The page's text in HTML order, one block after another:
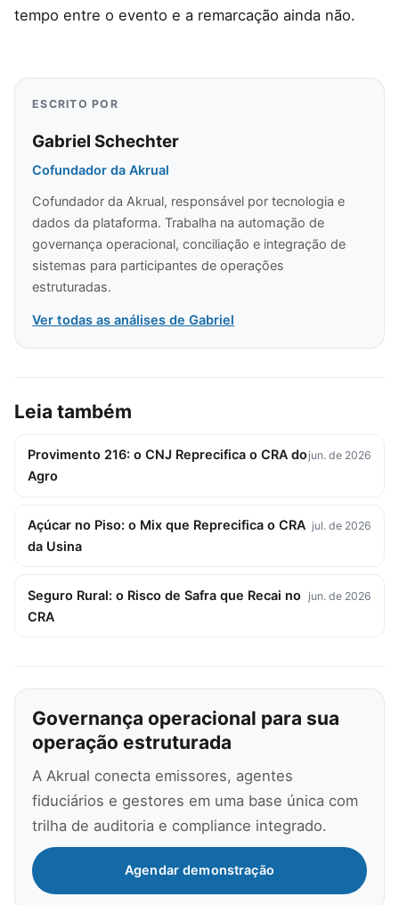
tempo entre o evento e a remarcação ainda não.
ESCRITO POR
Gabriel Schechter
Cofundador da Akrual
Cofundador da Akrual, responsável por tecnologia e
dados da plataforma. Trabalha na automação de
governança operacional, conciliação e integração de
sistemas para participantes de operações
estruturadas.
Ver todas as análises de Gabriel
Leia também
Provimento 216: o CNJ Reprecifica o CRA do
Agro
jun. de 2026
Açúcar no Piso: o Mix que Reprecifica o CRA
da Usina
jul. de 2026
Seguro Rural: o Risco de Safra que Recai no
CRA
jun. de 2026
Governança operacional para sua
operação estruturada
A Akrual conecta emissores, agentes
fiduciários e gestores em uma base única com
trilha de auditoria e compliance integrado.
Agendar demonstração